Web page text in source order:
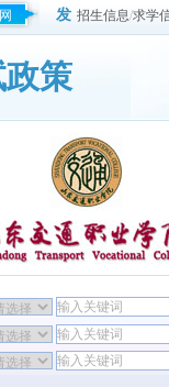
发 招生信息/求学
策